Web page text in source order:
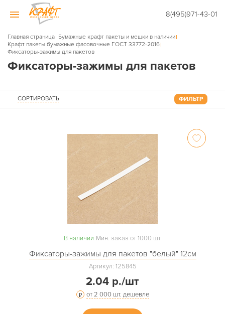
8(495)971-43-01
Главная страница Бумажные крафт пакеты и мешки в наличии
Крафт пакеты бумажные фасовочные ГОСТ 33772-2016
Фиксаторы-зажимы для пакетов
Фиксаторы-зажимы для пакетов
СОРТИРОВАТЬ ФИЛЬТР
В наличии Мин. заказ от 1000 шт.
Фиксаторы-зажимы для пакетов "белый" 12см
Артикул: 125845
2.04 р./шт
от 2 000 шт. дешевле